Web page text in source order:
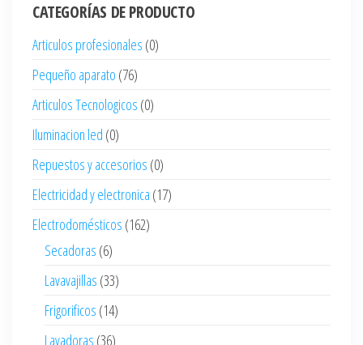
CATEGORÍAS DE PRODUCTO
Articulos profesionales (0)
Pequeño aparato (76)
Articulos Tecnologicos (0)
Iluminacion led (0)
Repuestos y accesorios (0)
Electricidad y electronica (17)
Electrodomésticos (162)
Secadoras (6)
Lavavajillas (33)
Frigorificos (14)
Lavadoras (36)